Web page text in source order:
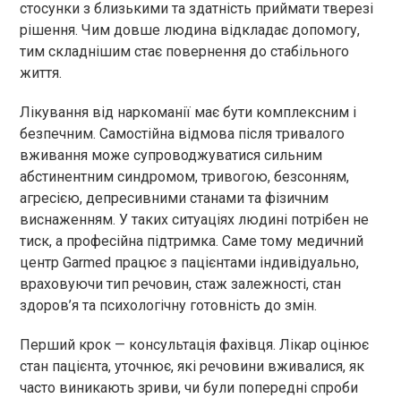
стосунки з близькими та здатність приймати тверезі
рішення. Чим довше людина відкладає допомогу,
тим складнішим стає повернення до стабільного
життя.
Лікування від наркоманії має бути комплексним і
безпечним. Самостійна відмова після тривалого
вживання може супроводжуватися сильним
абстинентним синдромом, тривогою, безсонням,
агресією, депресивними станами та фізичним
виснаженням. У таких ситуаціях людині потрібен не
тиск, а професійна підтримка. Саме тому медичний
центр Garmed працює з пацієнтами індивідуально,
враховуючи тип речовин, стаж залежності, стан
здоров’я та психологічну готовність до змін.
Перший крок — консультація фахівця. Лікар оцінює
стан пацієнта, уточнює, які речовини вживалися, як
часто виникають зриви, чи були попередні спроби